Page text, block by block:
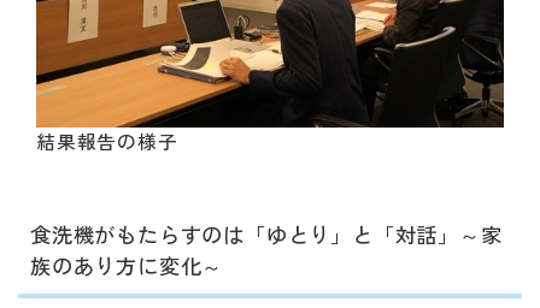
結果報告の様子
食洗機がもたらすのは「ゆとり」と「対話」～家
族のあり方に変化～